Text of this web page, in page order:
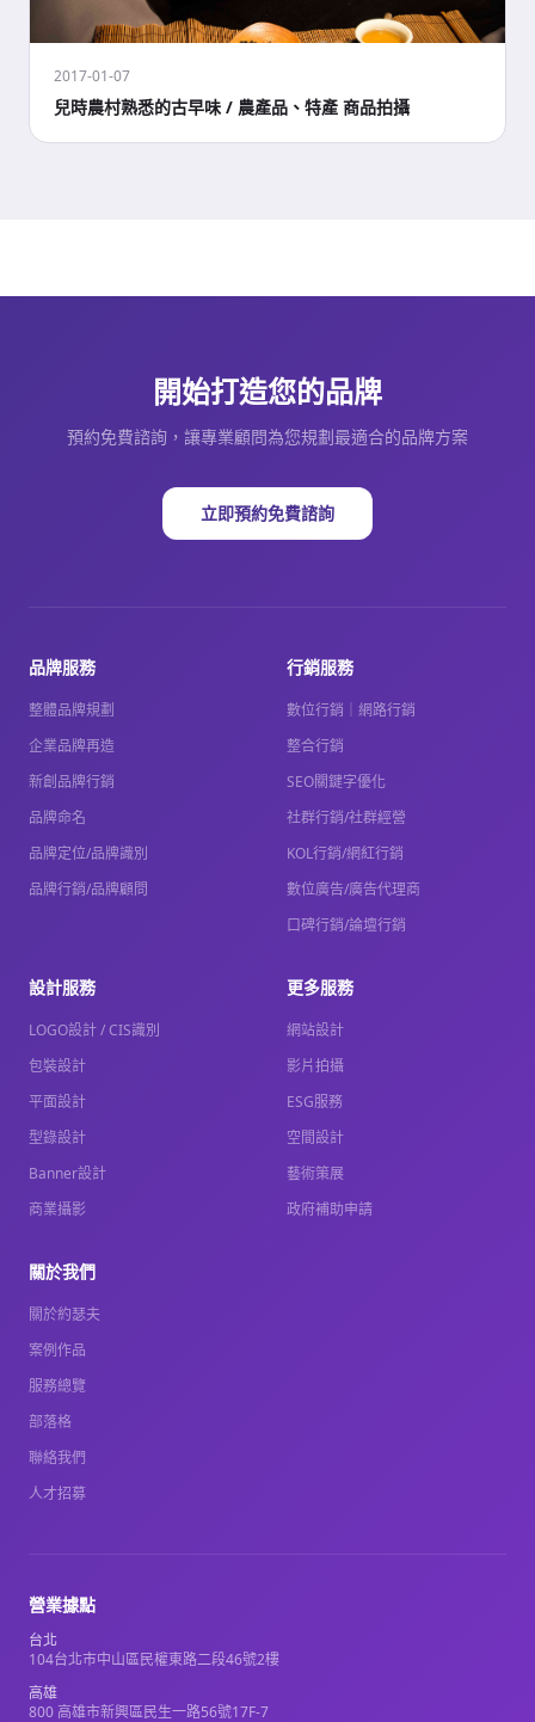
2017-01-07
兒時農村熟悉的古早味 / 農產品、特產 商品拍攝
開始打造您的品牌
預約免費諮詢，讓專業顧問為您規劃最適合的品牌方案
立即預約免費諮詢
品牌服務
整體品牌規劃
企業品牌再造
新創品牌行銷
品牌命名
品牌定位/品牌識別
品牌行銷/品牌顧問
行銷服務
數位行銷｜網路行銷
整合行銷
SEO關鍵字優化
社群行銷/社群經營
KOL行銷/網紅行銷
數位廣告/廣告代理商
口碑行銷/論壇行銷
設計服務
LOGO設計 / CIS識別
包裝設計
平面設計
型錄設計
Banner設計
商業攝影
更多服務
網站設計
影片拍攝
ESG服務
空間設計
藝術策展
政府補助申請
關於我們
關於約瑟夫
案例作品
服務總覽
部落格
聯絡我們
人才招募
營業據點
台北
104台北市中山區民權東路二段46號2樓
高雄
800 高雄市新興區民生一路56號17F-7